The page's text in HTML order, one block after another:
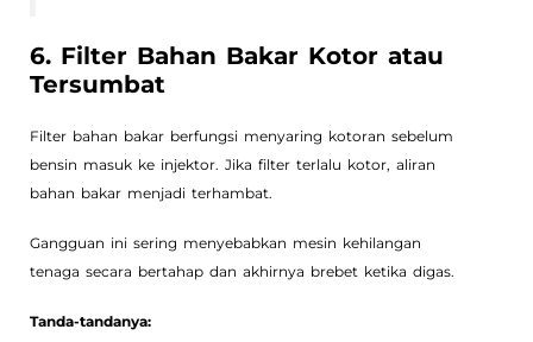
6. Filter Bahan Bakar Kotor atau
Tersumbat
Filter bahan bakar berfungsi menyaring kotoran sebelum
bensin masuk ke injektor. Jika filter terlalu kotor, aliran
bahan bakar menjadi terhambat.
Gangguan ini sering menyebabkan mesin kehilangan
tenaga secara bertahap dan akhirnya brebet ketika digas.
Tanda-tandanya: